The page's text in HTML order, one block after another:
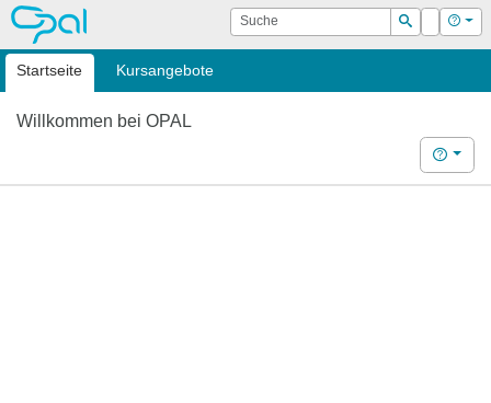
OPAL Suche
Suchen
Login Hilfe
Startseite Kursangebote
Willkommen bei OPAL
Hilfe